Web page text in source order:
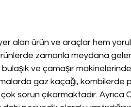
alan ürün ve araçlar hem
zamanla meydana
ve çamaşır
gaz kaçağı, kombilerde
sorun çıkarmaktadır. Ayrıca